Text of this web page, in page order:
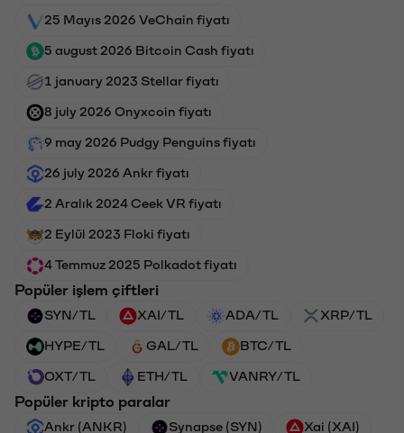
25 Mayıs 2026 VeChain fiyatı
5 august 2026 Bitcoin Cash fiyatı
1 january 2023 Stellar fiyatı
8 july 2026 Onyxcoin fiyatı
9 may 2026 Pudgy Penguins fiyatı
26 july 2026 Ankr fiyatı
2 Aralık 2024 Ceek VR fiyatı
2 Eylül 2023 Floki fiyatı
4 Temmuz 2025 Polkadot fiyatı
Popüler işlem çiftleri
SYN/TL XAI/TL ADA/TL XRP/TL
HYPE/TL GAL/TL BTC/TL
OXT/TL ETH/TL VANRY/TL
Popüler kripto paralar
Ankr (ANKR) Synapse (SYN) Xai (XAI)